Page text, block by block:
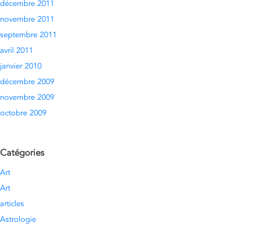
décembre 2011
novembre 2011
septembre 2011
avril 2011
janvier 2010
décembre 2009
novembre 2009
octobre 2009
Catégories
Art
Art
articles
Astrologie